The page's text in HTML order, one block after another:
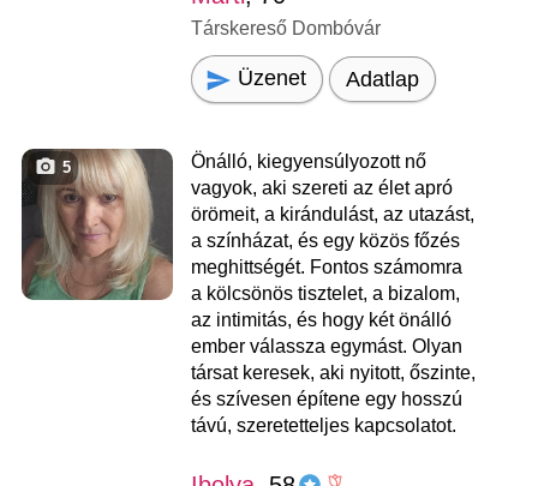
Társkereső Dombóvár
Üzenet Adatlap
5
Önálló, kiegyensúlyozott nő
vagyok, aki szereti az élet apró
örömeit, a kirándulást, az utazást,
a színházat, és egy közös főzés
meghittségét. Fontos számomra
a kölcsönös tisztelet, a bizalom,
az intimitás, és hogy két önálló
ember válassza egymást. Olyan
társat keresek, aki nyitott, őszinte,
és szívesen építene egy hosszú
távú, szeretetteljes kapcsolatot.